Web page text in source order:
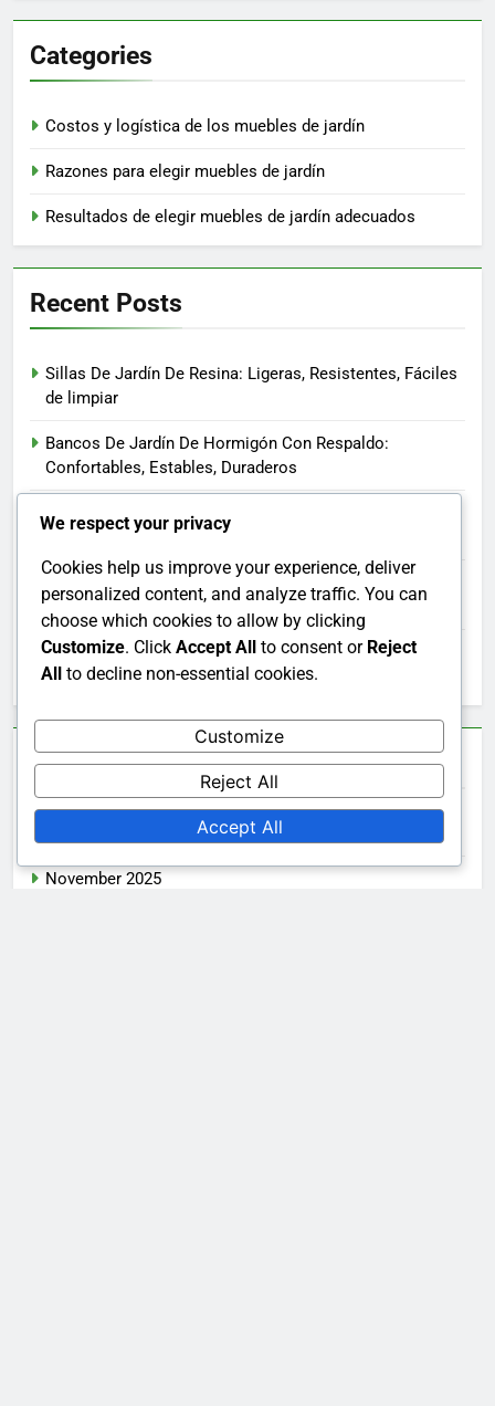
Categories
Costos y logística de los muebles de jardín
Razones para elegir muebles de jardín
Resultados de elegir muebles de jardín adecuados
Recent Posts
Sillas De Jardín De Resina: Ligeras, Resistentes, Fáciles
de limpiar
Bancos De Jardín De Hormigón Con Respaldo:
Confortables, Estables, Duraderos
Sofás De Jardín Modulares: Configurables, Cómodos,
Modernos
Mesas De Jardín De Madera Tratada: Resistentes, De
calidad, Variadas
Mesas De Jardín Extensibles: Adaptables, Funcionales,
Perfectas para reuniones
Archives
November 2025
We respect your privacy
Cookies help us improve your experience, deliver
personalized content, and analyze traffic. You can
choose which cookies to allow by clicking
Customize. Click Accept All to consent or Reject
All to decline non-essential cookies.
Customize
Reject All
Accept All